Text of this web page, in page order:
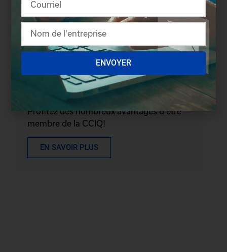
Devenez membre
Profitez des nombreux avantages d'être
membre de la CCIQ!
EN SAVOIR PLUS
ENVOYER